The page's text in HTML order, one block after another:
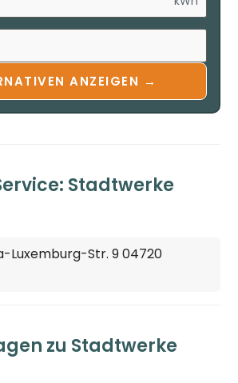
ANZEIGEN →
Stadtwerke
Luxemburg-Str. 9 04720
zu Stadtwerke